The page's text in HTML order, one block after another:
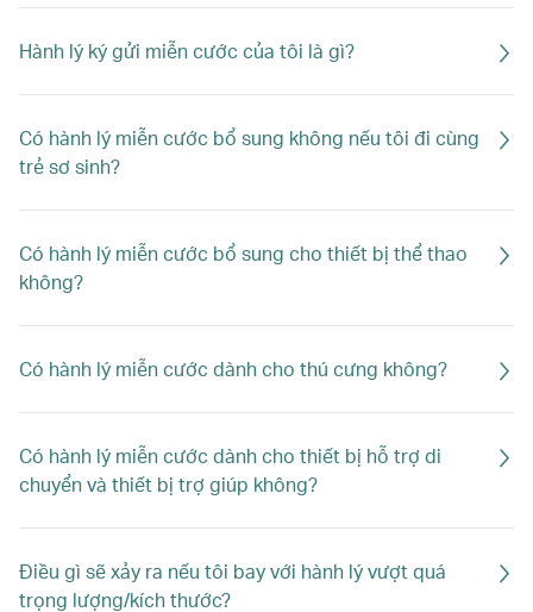
Hành lý ký gửi miễn cước của tôi là gì?
Có hành lý miễn cước bổ sung không nếu tôi đi cùng
trẻ sơ sinh?
Có hành lý miễn cước bổ sung cho thiết bị thể thao
không?
Có hành lý miễn cước dành cho thú cưng không?
Có hành lý miễn cước dành cho thiết bị hỗ trợ di
chuyển và thiết bị trợ giúp không?
Điều gì sẽ xảy ra nếu tôi bay với hành lý vượt quá
trọng lượng/kích thước?